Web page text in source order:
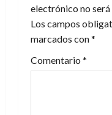
ó
n
d
electrónico no
Los campos
marcados con*
Comentario *